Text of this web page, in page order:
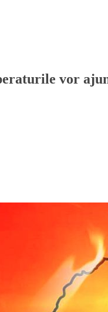
vor